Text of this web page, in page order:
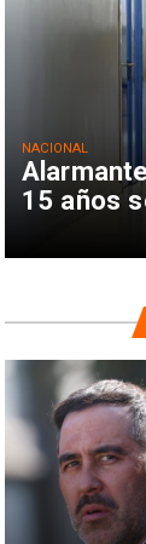
15 años
NACIONAL